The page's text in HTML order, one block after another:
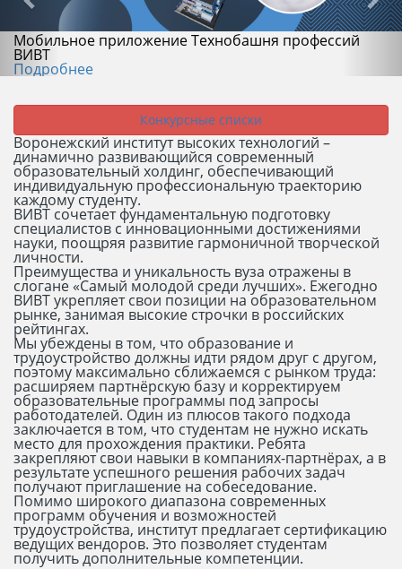
Мобильное приложение Технобашня профессий
ВИВТ
Подробнее
Конкурсные списки
Воронежский институт высоких технологий –
динамично развивающийся современный
образовательный холдинг, обеспечивающий
индивидуальную профессиональную траекторию
каждому студенту.
ВИВТ сочетает фундаментальную подготовку
специалистов с инновационными достижениями
науки, поощряя развитие гармоничной творческой
личности.
Преимущества и уникальность вуза отражены в
слогане «Самый молодой среди лучших». Ежегодно
ВИВТ укрепляет свои позиции на образовательном
рынке, занимая высокие строчки в российских
рейтингах.
Мы убеждены в том, что образование и
трудоустройство должны идти рядом друг с другом,
поэтому максимально сближаемся с рынком труда:
расширяем партнёрскую базу и корректируем
образовательные программы под запросы
работодателей. Один из плюсов такого подхода
заключается в том, что студентам не нужно искать
место для прохождения практики. Ребята
закрепляют свои навыки в компаниях-партнёрах, а в
результате успешного решения рабочих задач
получают приглашение на собеседование.
Помимо широкого диапазона современных
программ обучения и возможностей
трудоустройства, институт предлагает сертификацию
ведущих вендоров. Это позволяет студентам
получить дополнительные компетенции.